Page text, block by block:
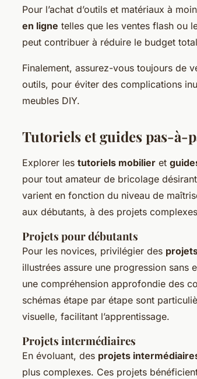
Pour l’achat d’outils et matériaux à
en ligne telles que les ventes flash ou
peut contribuer à réduire le budget
Finalement, assurez-vous toujours de
outils, pour éviter des complications
meubles DIY.
Tutoriels et guides pas-à-
Explorer les tutoriels mobilier et
pour tout amateur de bricolage
varient en fonction du niveau de
aux débutants, à des projets
Projets pour débutants
Pour les novices, privilégier des
illustrées assure une progression sans
une compréhension approfondie des
schémas étape par étape sont
visuelle, facilitant l’apprentissage.
Projets intermédiaires
En évoluant, des projets
plus complexes. Ces projets